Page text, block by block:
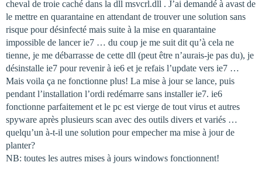
cheval de troie caché dans la dll msvcrl.dll . J’ai demandé à avast de
le mettre en quarantaine en attendant de trouver une solution sans
risque pour désinfecté mais suite à la mise en quarantaine
impossible de lancer ie7 … du coup je me suit dit qu’à cela ne
tienne, je me débarrasse de cette dll (peut être n’aurais-je pas du), je
désinstalle ie7 pour revenir à ie6 et je refais l’update vers ie7 …
Mais voila ça ne fonctionne plus! La mise à jour se lance, puis
pendant l’installation l’ordi redémarre sans installer ie7. ie6
fonctionne parfaitement et le pc est vierge de tout virus et autres
spyware après plusieurs scan avec des outils divers et variés …
quelqu’un à-t-il une solution pour empecher ma mise à jour de
planter?
NB: toutes les autres mises à jours windows fonctionnent!